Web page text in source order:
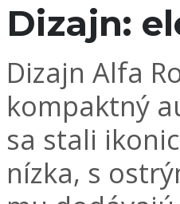
Dizajn:
Dizajn Alfa
kompaktný
sa stali
nízka, s